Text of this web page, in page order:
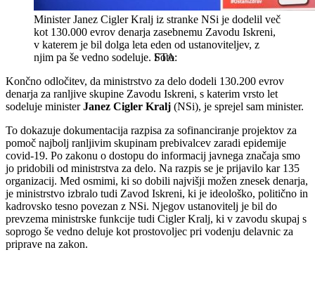
Minister Janez Cigler Kralj iz stranke NSi je dodelil več
kot 130.000 evrov denarja zasebnemu Zavodu Iskreni,
v katerem je bil dolga leta eden od ustanoviteljev, z
njim pa še vedno sodeluje. STA
Končno odločitev, da ministrstvo za delo dodeli 130.200 evrov
denarja za ranljive skupine Zavodu Iskreni, s katerim vrsto let
sodeluje ministerJanez Cigler Kralj (NSi), je sprejel sam minister.
To dokazuje dokumentacija razpisa za sofinanciranje projektov za
pomoč najbolj ranljivim skupinam prebivalcev zaradi epidemije
covid-19. Po zakonu o dostopu do informacij javnega značaja smo
jo pridobili od ministrstva za delo. Na razpis se je prijavilo kar 135
organizacij. Med osmimi, ki so dobili najvišji možen znesek denarja,
je ministrstvo izbralo tudi Zavod Iskreni, ki je ideološko, politično in
kadrovsko tesno povezan z NSi. Njegov ustanovitelj je bil do
prevzema ministrske funkcije tudi Cigler Kralj, ki v zavodu skupaj s
soprogo še vedno deluje kot prostovoljec pri vodenju delavnic za
priprave na zakon.